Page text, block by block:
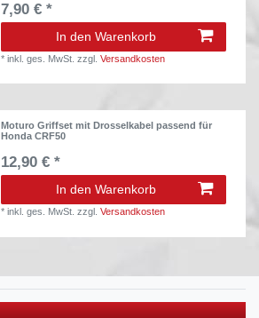
7,90 € *
In den Warenkorb
*inkl. ges. MwSt. zzgl.Versandkosten
Moturo Griffset mit Drosselkabel passend für
Honda CRF50
12,90 € *
In den Warenkorb
*inkl. ges. MwSt. zzgl.Versandkosten